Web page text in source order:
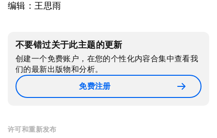
编辑：王思雨
不要错过关于此主题的更新
创建一个免费账户，在您的个性化内容合集中查看我
们的最新出版物和分析。
免费注册
许可和重新发布